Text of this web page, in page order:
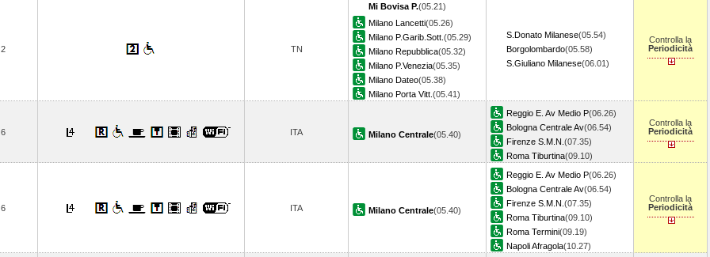
2 TN
Mi Bovisa P.(05.21)
Milano Lancetti(05.26)
Milano P.Garib.Sott. (05.29)
Milano Repubblica(05.32)
Milano P.Venezia(05.35)
Milano Dateo(05.38)
Milano Porta Vitt. (05.41)
S.Donato Milanese(05.54)
Borgolombardo(05.58)
S.Giuliano Milanese(06.01)
Controlla la
Periodicità
6 ITA Milano Centrale(05.40)
Reggio E. Av Medio P(06.26)
Bologna Centrale Av(06.54)
Firenze S.M.N. (07.35)
Roma Tiburtina(09.10)
Controlla la
Periodicità
6 ITA Milano Centrale(05.40)
Reggio E. Av Medio P(06.26)
Bologna Centrale Av(06.54)
Firenze S.M.N. (07.35)
Roma Tiburtina(09.10)
Roma Termini(09.19)
Napoli Afragola(10.27)
Controlla la
Periodicità